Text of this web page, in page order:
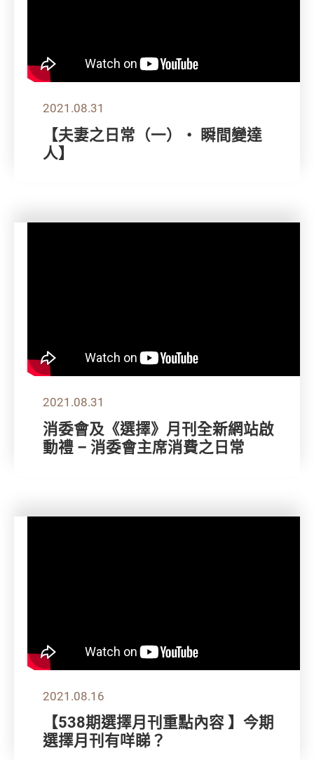
2021.08.31
【夫妻之日常（一）‧ 瞬間變達
人】
2021.08.31
消委會及《選擇》月刊全新網站啟
動禮 – 消委會主席消費之日常
2021.08.16
【538期選擇月刊重點內容 】今期
選擇月刊有咩睇？